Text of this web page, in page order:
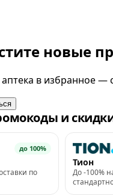
новые
в избранное
и
до 100%
по
Тион
До -100%